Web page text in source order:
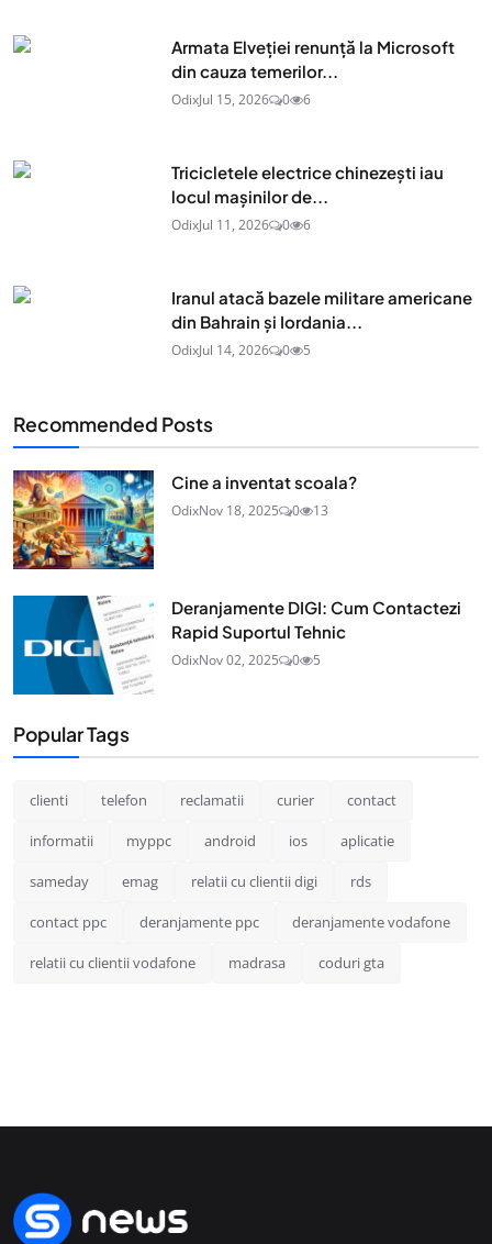
Armata Elveției renunță la Microsoft
din cauza temerilor...
OdixJul 15, 2026 0 6
Tricicletele electrice chinezești iau
locul mașinilor de...
OdixJul 11, 2026 0 6
Iranul atacă bazele militare americane
din Bahrain și Iordania...
OdixJul 14, 2026 0 5
Recommended Posts
Cine a inventat scoala?
OdixNov 18, 2025 0 13
Deranjamente DIGI: Cum Contactezi
Rapid Suportul Tehnic
OdixNov 02, 2025 0 5
Popular Tags
clienti telefon reclamatii curier contact
informatii myppc android ios aplicatie
sameday emag relatii cu clientii digi rds
contact ppc deranjamente ppc deranjamente vodafone
relatii cu clientii vodafone madrasa coduri gta